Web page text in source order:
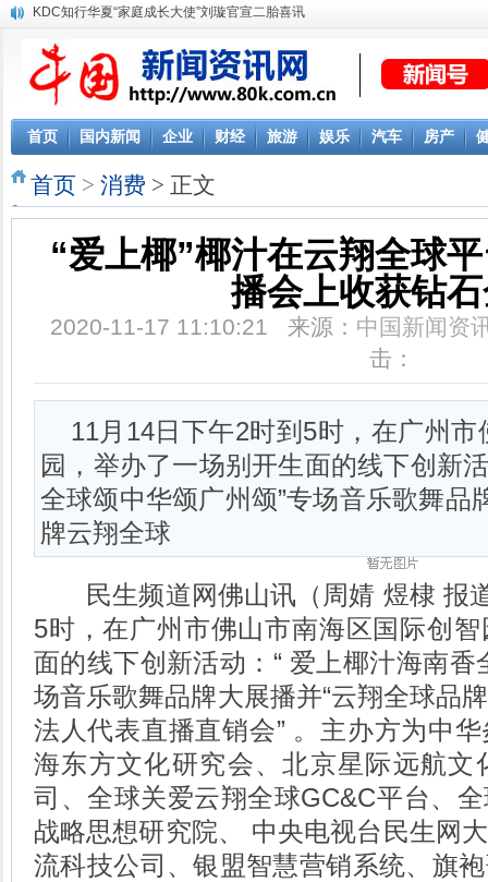
KDC知行华夏“家庭成长大使”刘璇官宣二胎喜讯
首页 国内新闻 企业 财经 旅游 娱乐 汽车 房产
首页 > 消费 > 正文
“爱上椰”椰汁在云翔全球
播会上收获钻
2020-11-17 11:10:21 来源： 中国新闻资
击：
11月14日下午2时到5时，在广州
园，举办了一场别开生面的线下创新
全球颂中华颂广州颂”专场音乐歌舞品
牌云翔全球
民生频道网佛山讯（周婧 煜棣 报
5时，在广州市佛山市南海区国际创
面的线下创新活动：“ 爱上椰汁海南香
场音乐歌舞品牌大展播并“云翔全球品
法人代表直播直销会” 。主办方为中
海东方文化研究会、北京星际远航文
司、全球关爱云翔全球GC&C平台、
战略思想研究院、 中央电视台民生网
流科技公司、银盟智慧营销系统、旗